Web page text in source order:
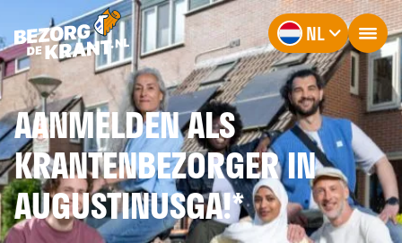
NL
AANMELDEN ALS
KRANTENBEZORGER IN
AUGUSTINUSGA!*